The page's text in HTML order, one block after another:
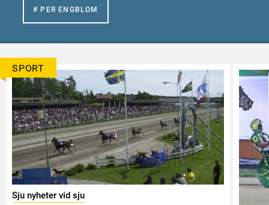
# PER ENGBLOM
SPORT
Sju nyheter vid sju